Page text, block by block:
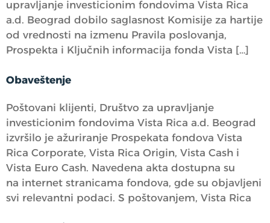
upravljanje investicionim fondovima Vista Rica
a.d. Beograd dobilo saglasnost Komisije za hartije
od vrednosti na izmenu Pravila poslovanja,
Prospekta i Ključnih informacija fonda Vista […]
Obaveštenje
Poštovani klijenti, Društvo za upravljanje
investicionim fondovima Vista Rica a.d. Beograd
izvršilo je ažuriranje Prospekata fondova Vista
Rica Corporate, Vista Rica Origin, Vista Cash i
Vista Euro Cash. Navedena akta dostupna su
na internet stranicama fondova, gde su objavljeni
svi relevantni podaci. S poštovanjem, Vista Rica